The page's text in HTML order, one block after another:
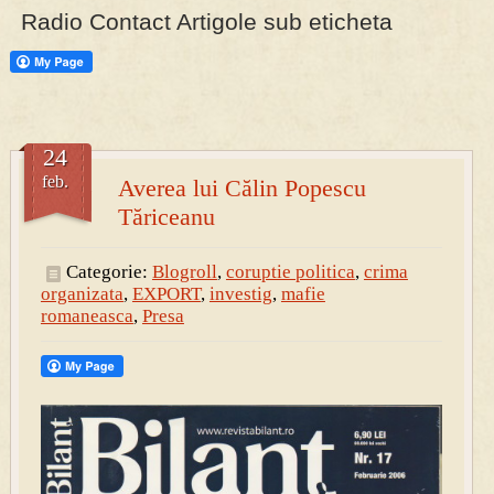
Radio Contact Artigole sub eticheta
Averea lui Călin Popescu
Tăriceanu
24
feb.
Categorie: Blogroll, coruptie politica, crima
organizata, EXPORT, investig, mafie
romaneasca, Presa